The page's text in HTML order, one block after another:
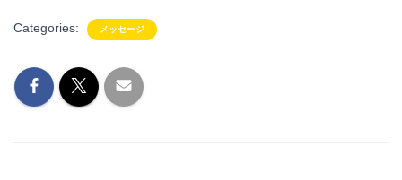
Categories: メッセージ